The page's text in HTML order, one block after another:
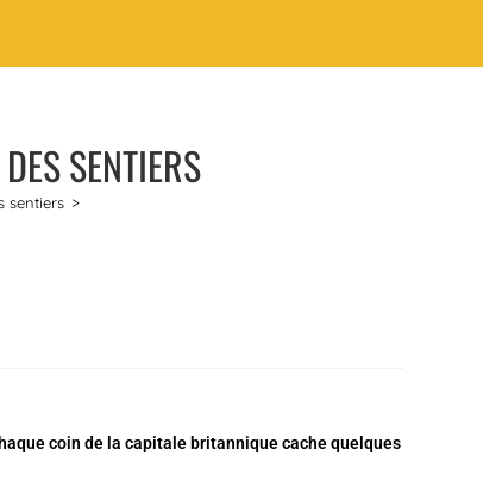
SENTIERS
sentiers >
coin de la capitale britannique cache quelques